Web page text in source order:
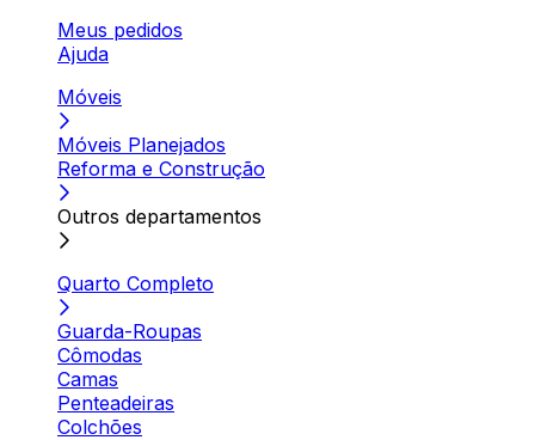
Meus pedidos
Ajuda
Móveis
Móveis Planejados
Reforma e Construção
Outros departamentos
Quarto Completo
Guarda-Roupas
Cômodas
Camas
Penteadeiras
Colchões